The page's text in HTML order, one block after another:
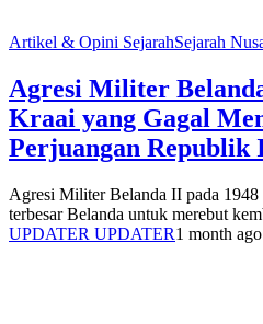
Artikel & Opini SejarahSejarah
Agresi Militer
Kraai yang Gagal
Perjuangan Republik
Agresi Militer Belanda II pada 1948
terbesar Belanda untuk merebut
UPDATER UPDATER1 month ago